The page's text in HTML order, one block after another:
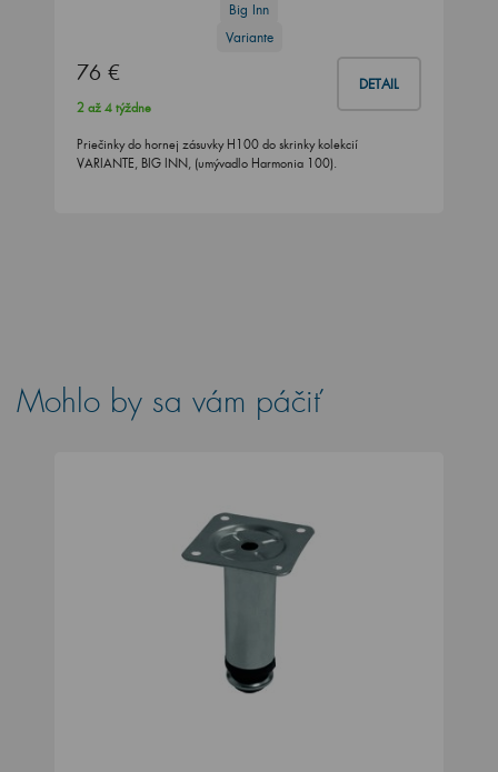
Big Inn
Variante
76 € DETAIL
2 až 4 týždne
Priečinky do hornej zásuvky H100 do skrinky kolekcií
VARIANTE, BIG INN, (umývadlo Harmonia 100).
Mohlo by sa vám páčiť